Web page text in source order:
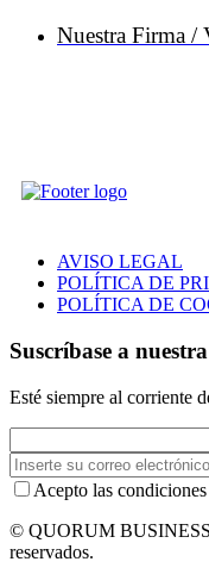
Nuestra Firma /
AVISO LEGAL
POLÍTICA DE
POLÍTICA DE
Suscríbase a
Esté siempre al corriente
Acepto las
© QUORUM BUSINESS
reservados.